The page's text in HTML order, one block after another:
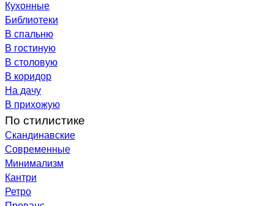
Кухонные
Библиотеки
В спальню
В гостиную
В столовую
В коридор
На дачу
В прихожую
По стилистике
Скандинавские
Современные
Минимализм
Кантри
Ретро